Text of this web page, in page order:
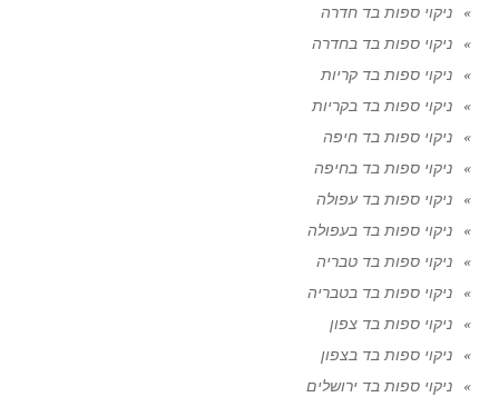
ניקוי ספות בד חדרה
ניקוי ספות בד בחדרה
ניקוי ספות בד קריות
ניקוי ספות בד בקריות
ניקוי ספות בד חיפה
ניקוי ספות בד בחיפה
ניקוי ספות בד עפולה
ניקוי ספות בד בעפולה
ניקוי ספות בד טבריה
ניקוי ספות בד בטבריה
ניקוי ספות בד צפון
ניקוי ספות בד בצפון
ניקוי ספות בד ירושלים